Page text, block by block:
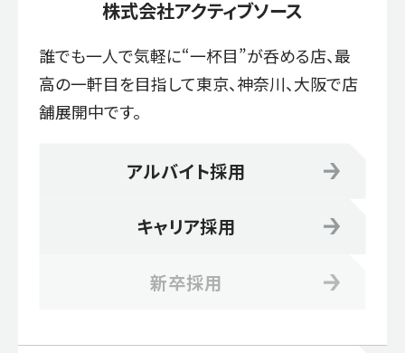
株式会社アクティブソース
誰でも一人で気軽に“一杯目”が呑める店、最
高の一軒目を目指して東京、神奈川、大阪で店
舗展開中です。
アルバイト採用
キャリア採用
新卒採用